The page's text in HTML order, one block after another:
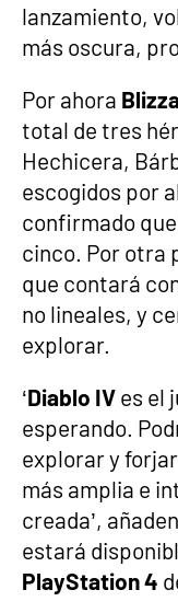
lanzamiento,
más oscura,
Por ahora
total de tres
Hechicera,
escogidos por
confirmado
cinco. Por otra
que contará
no lineales, y
explorar.
‘Diablo IV es el
esperando.
explorar y
más amplia e
creada’,
estará
PlayStation 4